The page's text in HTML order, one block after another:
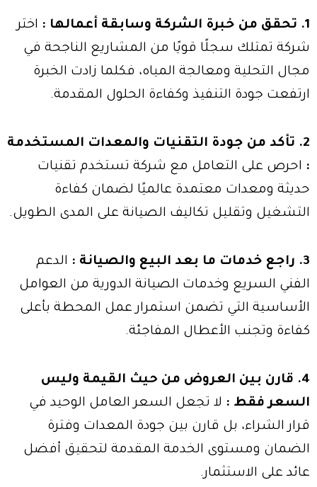
1. تحقق من خبرة الشركة وسابقة أعمالها :
اختر
شركة تمتلك سجلًا قويًا من المشاريع الناجحة في
مجال التحلية ومعالجة المياه، فكلما زادت الخبرة
ارتفعت جودة التنفيذ وكفاءة الحلول المقدمة.
2. تأكد من جودة التقنيات والمعدات المستخدمة
: احرص على التعامل مع شركة تستخدم تقنيات
حديثة ومعدات معتمدة عالميًا لضمان كفاءة
التشغيل وتقليل تكاليف الصيانة على المدى الطويل.
3. راجع خدمات ما بعد البيع والصيانة :
الدعم
الفني السريع وخدمات الصيانة الدورية من العوامل
الأساسية التي تضمن استمرار عمل المحطة بأعلى
كفاءة وتجنب الأعطال المفاجئة.
4. قارن بين العروض من حيث القيمة وليس
السعر فقط : لا تجعل السعر العامل الوحيد في
قرار الشراء، بل قارن بين جودة المعدات وفترة
الضمان ومستوى الخدمة المقدمة لتحقيق أفضل
عائد على الاستثمار.